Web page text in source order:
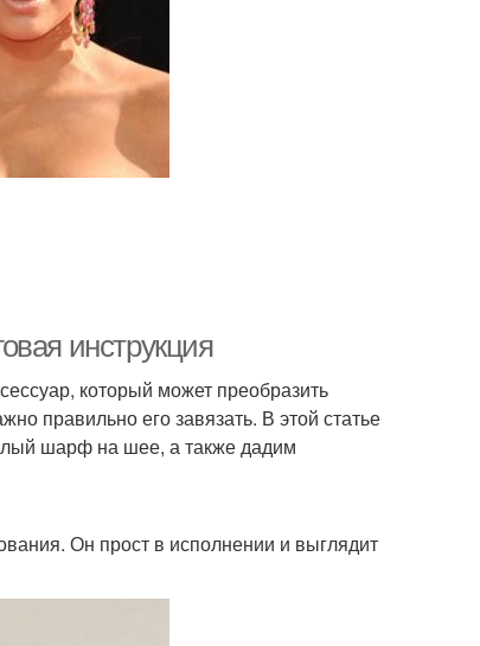
инструкция
который может преобразить
правильно его завязать. В этой статье
шарф на шее, а также дадим
Он прост в исполнении и выглядит